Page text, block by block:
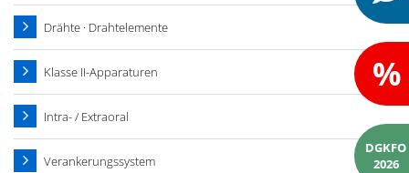
Drähte · Drahtelemente
Klasse II-Apparaturen
Intra- / Extraoral
Verankerungssystem
%
DGKFO
2026